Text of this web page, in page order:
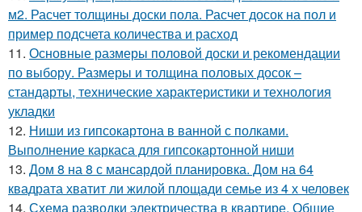
м2. Расчет толщины доски пола. Расчет досок на пол и
пример подсчета количества и расход
11. Основные размеры половой доски и рекомендации
по выбору. Размеры и толщина половых досок –
стандарты, технические характеристики и технология
укладки
12. Ниши из гипсокартона в ванной с полками.
Выполнение каркаса для гипсокартонной ниши
13. Дом 8 на 8 с мансардой планировка. Дом на 64
квадрата хватит ли жилой площади семье из 4 х человек
14. Схема разводки электричества в квартире. Общие